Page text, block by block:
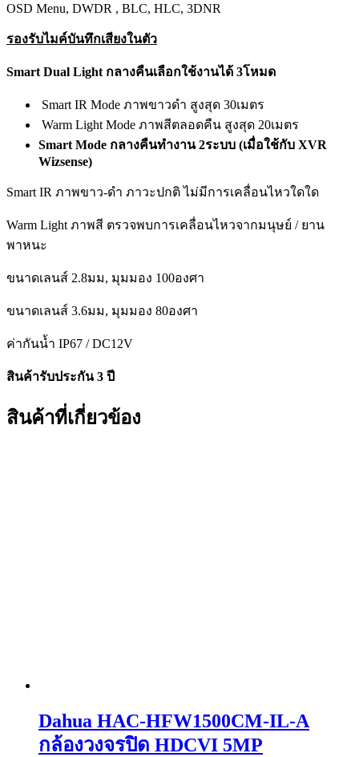
OSD Menu, DWDR , BLC, HLC, 3DNR
รองรับไมค์บันทึกเสียงในตัว
Smart Dual Light กลางคืนเลือกใช้งานได้ 3โหมด
Smart IR Mode ภาพขาวดำ สูงสุด 30เมตร
Warm Light Mode ภาพสีตลอดคืน สูงสุด 20เมตร
Smart Mode กลางคืนทำงาน 2ระบบ (เมื่อใช้กับ XVR
Wizsense)
Smart IR ภาพขาว-ดำ ภาวะปกติ ไม่มีการเคลื่อนไหวใดใด
Warm Light ภาพสี ตรวจพบการเคลื่อนไหวจากมนุษย์ / ยาน
พาหนะ
ขนาดเลนส์ 2.8มม, มุมมอง 100องศา
ขนาดเลนส์ 3.6มม, มุมมอง 80องศา
ค่ากันน้ำ IP67 / DC12V
สินค้ารับประกัน 3 ปี
สินค้าที่เกี่ยวข้อง
Dahua HAC-HFW1500CM-IL-A
กล้องวงจรปิด HDCVI 5MP